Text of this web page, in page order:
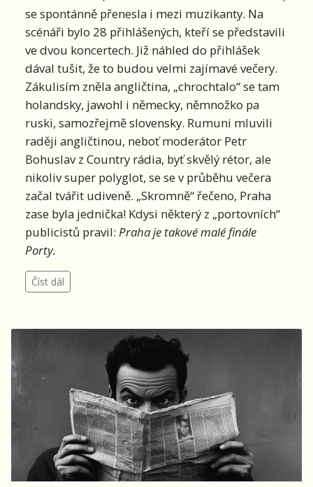
se spontánně přenesla i mezi muzikanty. Na
scénáři bylo 28 přihlášených, kteří se představili
ve dvou koncertech. Již náhled do přihlášek
dával tušit, že to budou velmi zajímavé večery.
Zákulisím zněla angličtina, „chrochtalo“ se tam
holandsky, jawohl i německy, němnožko pa
ruski, samozřejmě slovensky. Rumuni mluvili
raději angličtinou, neboť moderátor Petr
Bohuslav z Country rádia, byť skvělý rétor, ale
nikoliv super polyglot, se se v průběhu večera
začal tvářit udiveně. „Skromně“ řečeno, Praha
zase byla jednička! Kdysi některý z „portovních“
publicistů pravil: Praha je takové malé finále
Porty.
Číst dál